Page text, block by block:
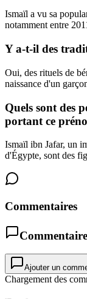
Ismaïl a vu sa
notamment entre
Y a-t-il des
Oui, des rituels de
naissance d'un
Quels sont des
portant ce
Ismaïl ibn Jafar, un
d'Égypte, sont des
Commentaires
Ajouter un
Chargement des